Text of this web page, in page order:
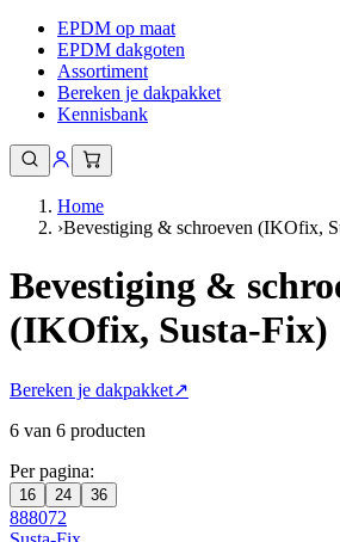
EPDM op maat
EPDM dakgoten
Assortiment
Bereken je dakpakket
Kennisbank
Home
›Bevestiging & schroeven (IKOfix,
Bevestiging &
(IKOfix, Susta-Fix)
Bereken je dakpakket↗
6 van 6 producten
Per pagina:
16 24 36
888072